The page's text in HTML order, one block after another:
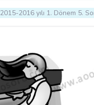
2015-2016 yılı 1. Dönem 5.